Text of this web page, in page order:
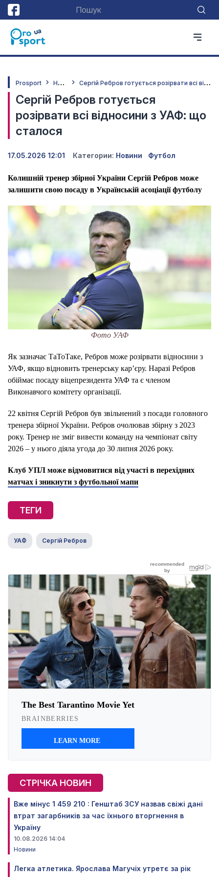
Prosport Н
овини С
ергій Ребров готується розірвати всі відносини з УАФ: що сталося
Сергій Ребров готується
розірвати всі відносини з УАФ: що
сталося
17.05.2026 12:01 Категории: Новини Футбол
Колишній тренер збірної України Сергій Ребров може
залишити свою посаду в Українській асоціації футболу
Фото УАФ
Як зазначає ТаТоТаке, Ребров може розірвати відносини з
УАФ, якщо відновить тренерську кар’єру. Наразі Ребров
обіймає посаду віцепрезидента УАФ та є членом
Виконавчого комітету організації.
22 квітня Сергій Ребров був звільнений з посади головного
тренера збірної України. Ребров очолював збірну з 2023
року. Тренер не зміг вивести команду на чемпіонат світу
2026 – у нього діяла угода до 30 липня 2026 року.
Клуб УПЛ може відмовитися від участі в перехідних
матчах і зникнути з футбольної мапи
ТЕГИ
УАФ Сергій Ребров
СТРІЧКА НОВИН
Вже мінус 1 459 210 : Генштаб ЗСУ назвав свіжі дані
втрат загарбників за час їхнього вторгнення в
Україну
10.08.2026 14:04
Новини
Легка атлетика. Ярослава Магучіх утретє за рік